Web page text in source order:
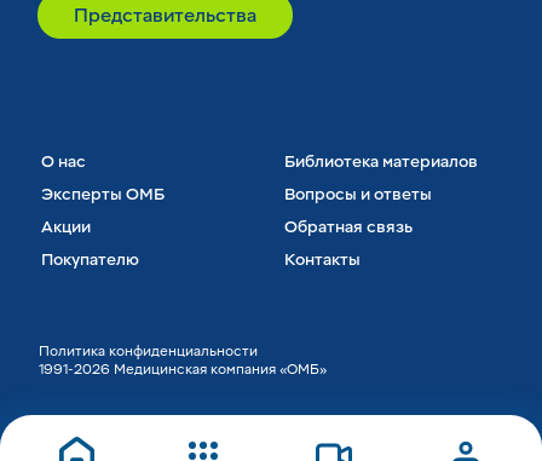
Представительства
О нас
Эксперты ОМБ
Акции
Покупателю
Библиотека материалов
Вопросы и ответы
Обратная связь
Контакты
Политика конфиденциальности
1991-2026 Медицинская компания «ОМБ»